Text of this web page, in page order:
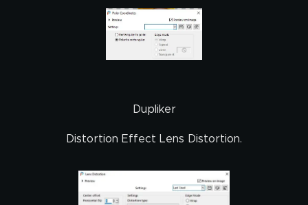
Dupliker
Distortion Effect Lens Distortion.